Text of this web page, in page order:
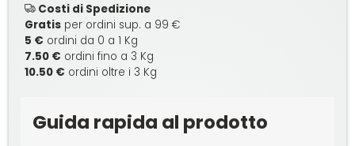
Costi di Spedizione
Gratis per ordini sup. a 99 €
5 € ordini da 0 a 1 Kg
7.50 € ordini fino a 3 Kg
10.50 € ordini oltre i 3 Kg
Guida rapida al prodotto